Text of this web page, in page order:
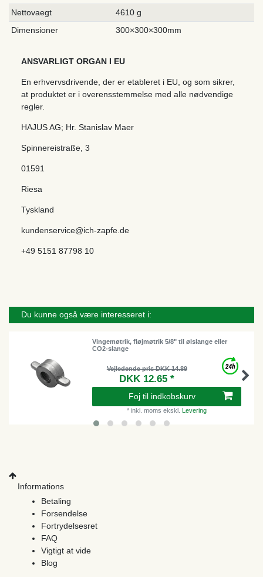
Nettovaegt
4610 g
Dimensioner
300×300×300mm
ANSVARLIGT ORGAN I EU
En erhvervsdrivende, der er etableret i EU, og som sikrer,
at produktet er i overensstemmelse med alle nødvendige
regler.
HAJUS AG; Hr. Stanislav Maer
Spinnereistraße 3
01591
Riesa
Tyskland
kundenservice@ich-zapfe.de
+49 5151 87798 10
Du kunne også være interesseret i:
Vingemøtrik, fløjmøtrik 5/8" til ølslange eller
CO2-slange
Vejledende pris DKK 14.89
DKK 12.65 *
Foj til indkobskurv
* inkl. moms ekskl. Levering
Informations
Betaling
Forsendelse
Fortrydelsesret
FAQ
Vigtigt at vide
Blog